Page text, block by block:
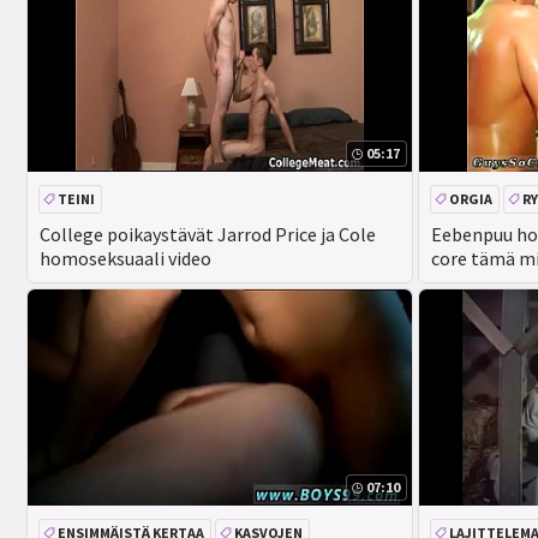
05:17
College poikaystävät Jarrod Price ja Cole
homoseksuaali video
TEINI
Eebenpuu
core tämä
ORGIA
07:10
ENSIMMÄISTÄ KERTAA
KASVOJEN